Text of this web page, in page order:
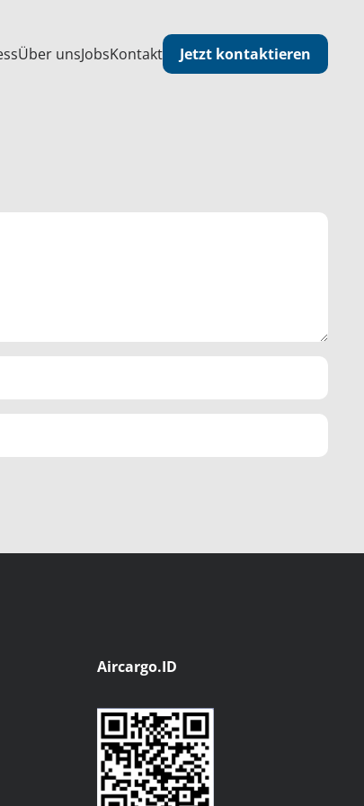
Über unsJobsKontakt Jetzt kontaktieren
Aircargo.ID